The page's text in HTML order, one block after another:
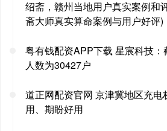
绍斋，赣州当地用户真实案例和
斋大师真实算命案例与用户好评)
粤有钱配资APP下载 星宸科技
人数为30427户
道正网配资官网 京津冀地区充
用、期盼好用